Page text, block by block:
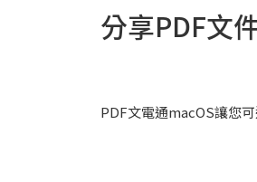
分享PDF文
PDF文電通macOS讓您